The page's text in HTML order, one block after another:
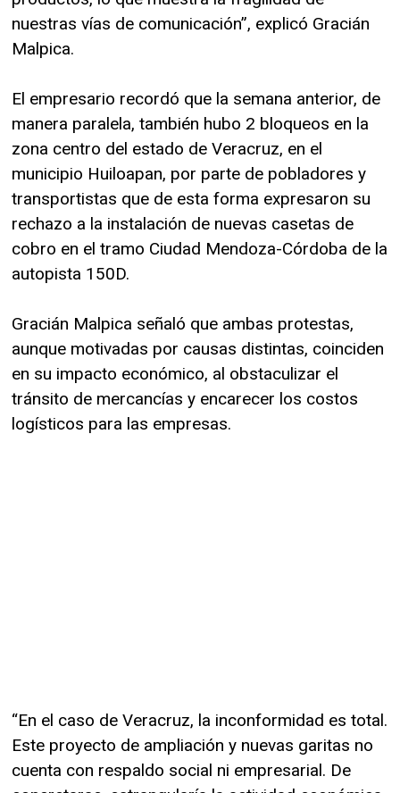
nuestras vías de comunicación”, explicó Gracián
Malpica.
El empresario recordó que la semana anterior, de
manera paralela, también hubo 2 bloqueos en la
zona centro del estado de Veracruz, en el
municipio Huiloapan, por parte de pobladores y
transportistas que de esta forma expresaron su
rechazo a la instalación de nuevas casetas de
cobro en el tramo Ciudad Mendoza-Córdoba de la
autopista 150D.
Gracián Malpica señaló que ambas protestas,
aunque motivadas por causas distintas, coinciden
en su impacto económico, al obstaculizar el
tránsito de mercancías y encarecer los costos
logísticos para las empresas.
“En el caso de Veracruz, la inconformidad es total.
Este proyecto de ampliación y nuevas garitas no
cuenta con respaldo social ni empresarial. De